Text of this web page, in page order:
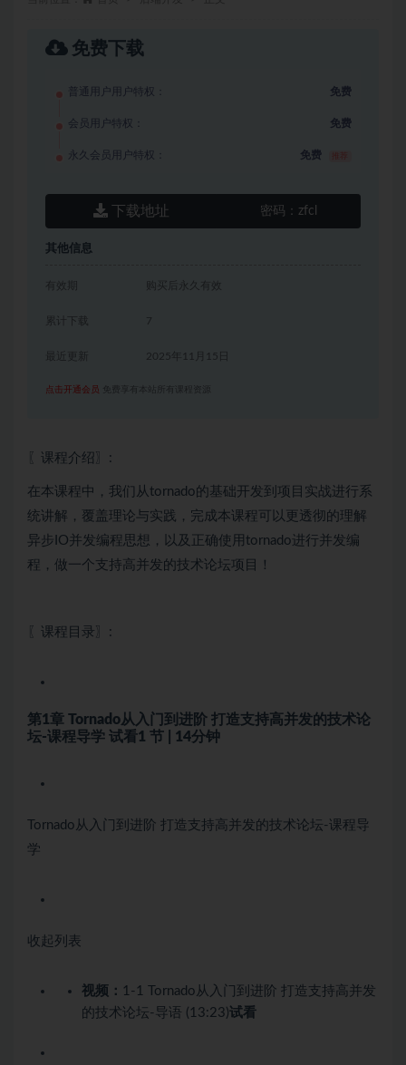
免费下载
普通用户用户特权： 免费
会员用户特权： 免费
永久会员用户特权： 免费
下载地址 密码： zfcl
其他信息
有效期 购买后永久有效
累计下载 7
2025年11月15日
点击开通会员 免费享有本站所有课程资源
〖课程介绍〗:
在本课程中，我们从tornado的基础开发到项目实战进行系
统讲解，覆盖理论与实践，完成本课程可以更透彻的理解
异步IO并发编程思想，以及正确使用tornado进行并发编
程，做一个支持高并发的技术论坛项目！
〖课程目录〗:
第1章 Tornado从入门到进阶 打造支持高并发的技术论
坛-课程导学 试看1 节 | 14分钟
Tornado从入门到进阶 打造支持高并发的技术论坛-课程导
学
收起列表
视频： 1-1 Tornado从入门到进阶 打造支持高并发
的技术论坛-导语 (13:23)试看